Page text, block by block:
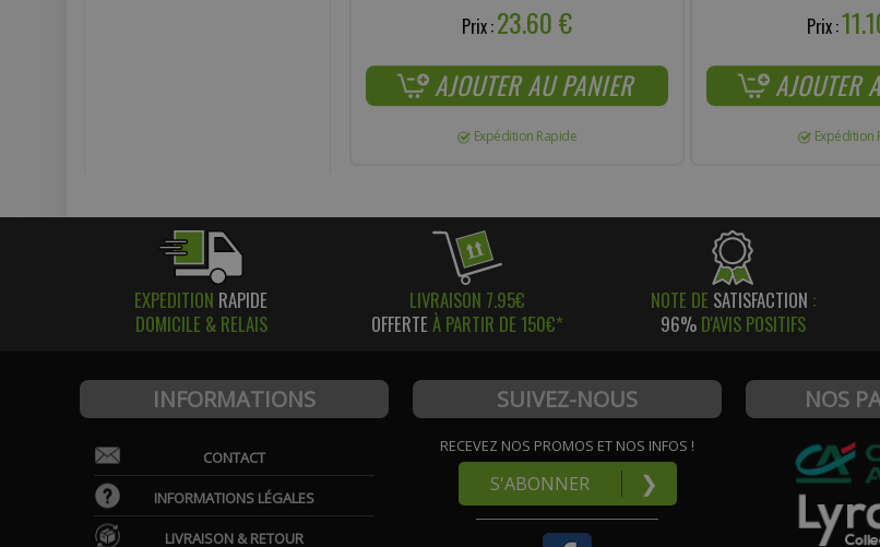
Prix :23.60 €
AJOUTER AU PANIER
Expédition Rapide
Prix :
AJOUTER
Expédition
EXPEDITION RAPIDE
DOMICILE & RELAIS
LIVRAISON 7.95€
OFFERTE À PARTIR DE 150€*
NOTE DE SATISFACTION :
96%D'AVIS POSITIFS
INFORMATIONS
CONTACT
INFORMATIONS LÉGALES
LIVRAISON & RETOUR
SUIVEZ-NOUS
RECEVEZ NOS PROMOS ET NOS INFOS !
S'ABONNER ❯
NOS